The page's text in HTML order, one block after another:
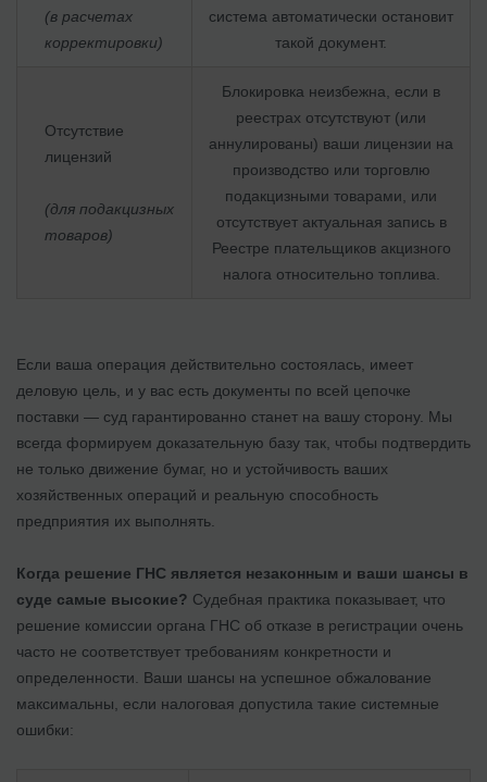
(в расчетах
корректировки)
система автоматически остановит
такой документ.
Отсутствие
лицензий
(для подакцизных
товаров)
Блокировка неизбежна, если в
реестрах отсутствуют (или
аннулированы) ваши лицензии на
производство или торговлю
подакцизными товарами, или
отсутствует актуальная запись в
Реестре плательщиков акцизного
налога относительно топлива.
Если ваша операция действительно состоялась, имеет
деловую цель, и у вас есть документы по всей цепочке
поставки — суд гарантированно станет на вашу сторону. Мы
всегда формируем доказательную базу так, чтобы подтвердить
не только движение бумаг, но и устойчивость ваших
хозяйственных операций и реальную способность
предприятия их выполнять.
Когда решение ГНС является незаконным и ваши шансы в
суде самые высокие? Судебная практика показывает, что
решение комиссии органа ГНС об отказе в регистрации очень
часто не соответствует требованиям конкретности и
определенности. Ваши шансы на успешное обжалование
максимальны, если налоговая допустила такие системные
ошибки: